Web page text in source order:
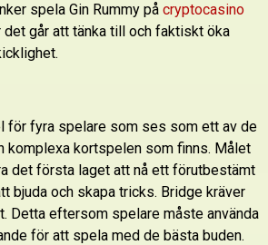
spela Gin Rummy på cryptocasino
det går att tänka till och faktiskt öka
för fyra spelare som ses som ett av de
komplexa kortspelen som finns. Målet
det första laget att nå ett förutbestämt
bjuda och skapa tricks. Bridge kräver
Detta eftersom spelare måste använda
för att spela med de bästa buden.